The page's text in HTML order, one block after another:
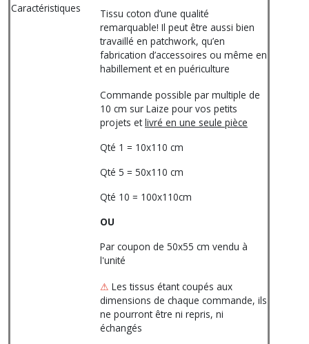
Caractéristiques
Tissu coton d’une qualité
remarquable! Il peut être aussi bien
travaillé en patchwork, qu’en
fabrication d’accessoires ou même en
habillement et en puériculture
Commande possible par multiple de
10 cm sur Laize pour vos petits
projets etlivré en une seule pièce
Qté 1 = 10x110 cm
Qté 5 = 50x110 cm
Qté 10 = 100x110cm
OU
Par coupon de 50x55 cm vendu à
l'unité
⚠ Les tissus étant coupés aux
dimensions de chaque commande, ils
ne pourront être ni repris, ni
échangés